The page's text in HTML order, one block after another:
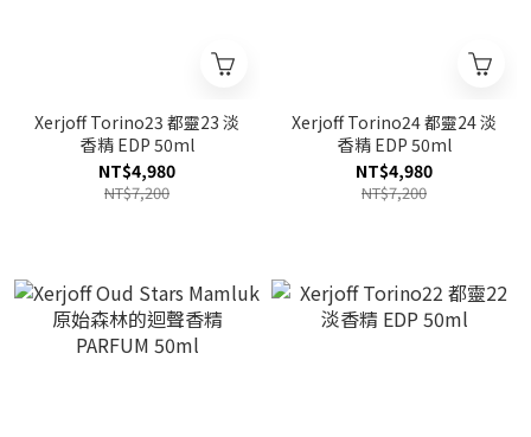
Xerjoff Torino23 都靈23 淡
香精 EDP 50ml
NT$4,980
NT$7,200
Xerjoff Torino24 都靈24 淡
香精 EDP 50ml
NT$4,980
NT$7,200